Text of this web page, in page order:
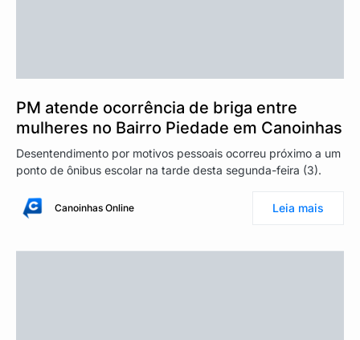
PM atende ocorrência de briga entre
mulheres no Bairro Piedade em Canoinhas
Desentendimento por motivos pessoais ocorreu próximo a um
ponto de ônibus escolar na tarde desta segunda-feira (3).
Canoinhas Online Leia mais